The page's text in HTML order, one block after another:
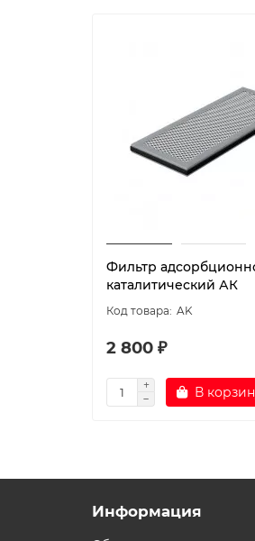
Фильтр
каталитический АК
AK
2 800 ₽
В
Информация